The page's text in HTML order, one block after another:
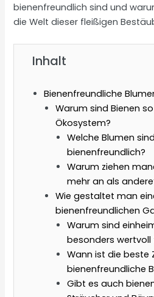
bienenfreundlich sind und
die Welt dieser fleißigen
Inhalt
Bienenfreundliche
Warum sind Bienen
Ökosystem?
Welche Blumen
bienenfreundlich?
Warum ziehen
mehr an als
Wie gestaltet man
bienenfreundlichen
Warum sind
besonders wertvoll
Wann ist die beste
bienenfreundliche
Gibt es auch